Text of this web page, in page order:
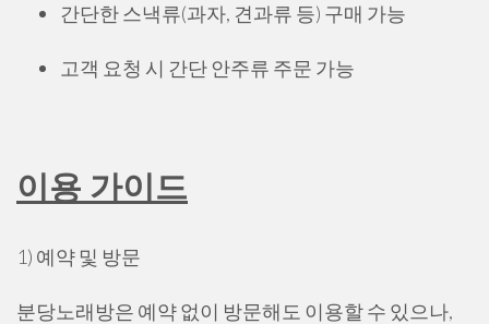
간단한 스낵류(과자, 견과류 등) 구매 가능
고객 요청 시 간단 안주류 주문 가능
이용 가이드
1) 예약 및 방문
분당노래방은 예약 없이 방문해도 이용할 수 있으나,